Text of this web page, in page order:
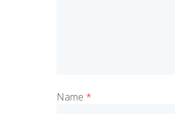
Name *